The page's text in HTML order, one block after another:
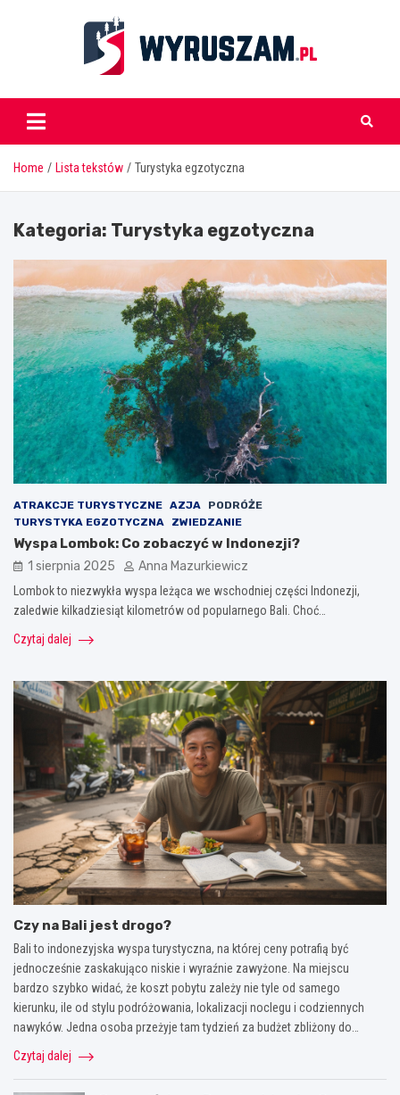
wyruszam.pl
Home Lista tekstów Turystyka egzotyczna
Kategoria: Turystyka egzotyczna
ATRAKCJE TURYSTYCZNE AZJA
PODRÓŻE
TURYSTYKA EGZOTYCZNA
ZWIEDZANIE
Wyspa Lombok: Co zobaczyć w Indonezji?
1 sierpnia 2025 Anna Mazurkiewicz
Lombok to niezwykła wyspa leżąca we wschodniej części Indonezji,
zaledwie kilkadziesiąt kilometrów od popularnego Bali. Choć…
Czytaj dalej
Czy na Bali jest drogo?
Bali to indonezyjska wyspa turystyczna, na której ceny potrafią być
jednocześnie zaskakująco niskie i wyraźnie zawyżone. Na miejscu
bardzo szybko widać, że koszt pobytu zależy nie tyle od samego
kierunku, ile od stylu podróżowania, lokalizacji noclegu i codziennych
nawyków. Jedna osoba przeżyje tam tydzień za budżet zbliżony do…
Czytaj dalej